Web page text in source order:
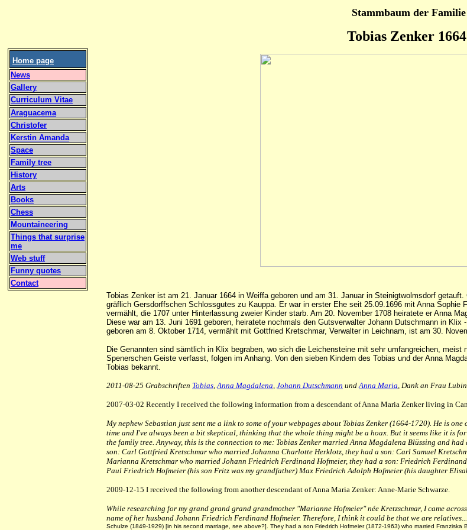
Stammbaum der
Tobias Zenker
Tobias Zenker ist am 21. Januar 1664 in Weiffa geboren und am 31. Januar in Steinigtwolmsdorf getauft.
gräflich Gersdorffschen Schlossgutes zu Kauppa. Er war in erster Ehe seit 25.09.1696 mit Anna
vermählt, die 1707 unter Hinterlassung zweier Kinder starb. Am 20. November 1708 heiratete er Anna
Diese war am 13. Juni 1691 geboren, heiratete nochmals den Gutsverwalter Johann Dutschmann in Klix
geboren am 8. Oktober 1714, vermählt mit Gottfried Kretschmar, Verwalter in Leichnam, ist am 30.
Die Genannten sind sämtlich in Klix begraben, wo sich die Leichensteine mit sehr umfangreichen, meist
Spenerschen Geiste verfasst, folgen im Anhang. Von den sieben Kindern des Tobias und der Anna
Tobias bekannt.
2011-08-25 Grabschriften Tobias,Anna Magdalena, Johann Dutschmann undAnna Maria, Dank an Frau
2007-03-02 Recently I received the following information from a descendant of Anna Maria Zenker living in
My nephew Sebastian just sent me a link to some of your webpages about Tobias Zenker (1664-1720). He is
time and I've always been a bit skeptical, thinking that the whole thing might be a hoax. But it seems like it is
the family tree. Anyway, this is the connection to me: Tobias Zenker married Anna Magdalena Blüssing and
son: Carl Gottfried Kretschmar who married Johanna Charlotte Herklotz, they had a son: Carl Samuel
Marianna Kretschmar who married Johann Friedrich Ferdinand Hofmeier, they had a son: Friedrich
Paul Friedrich Hofmeier (his son Fritz was my grandfather) Max Friedrich Adolph Hofmeier (his daughter
2009-12-15 I received the following from another descendant of Anna Maria Zenker: Anne-Marie Schwarze.
While researching for my grand grand grand grandmother "Marianne Hofmeier" née Kretzschmar, I came
name of her husband Johann Friedrich Ferdinand Hofmeier. Therefore, I think it could be that we are relatives...
Schulze (1849-1929) [in his second marriage, see above?]. They had a son Friedrich Hofmeier (1872-1963) who married
Home page
News
Gallery
Curriculum Vitae
Araguacema
Christofer
Kerstin Amanda
Space
Family tree
History
Arts
Books
Chess
Mountaineering
Things that surprise
me
Web stuff
Funny quotes
Contact